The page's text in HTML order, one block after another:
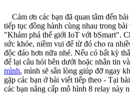
Cảm ơn các bạn đã quan tâm đến
tiếp tục đồng hành cùng nhau trong bài
"Khám phá thế giới IoT với bSmart".
sức khỏe, niềm vui để từ đó cho ra
độc đáo hơn nữa nhé. Nếu có bất kỳ
để lại câu hỏi bên dưới hoặc nhắn tin
mình, mình sẽ sẵn lòng giúp đỡ ngay
gặp các bạn ở bài viết tiếp theo - Tại
các bạn nâng cấp mô hình 8 relay này